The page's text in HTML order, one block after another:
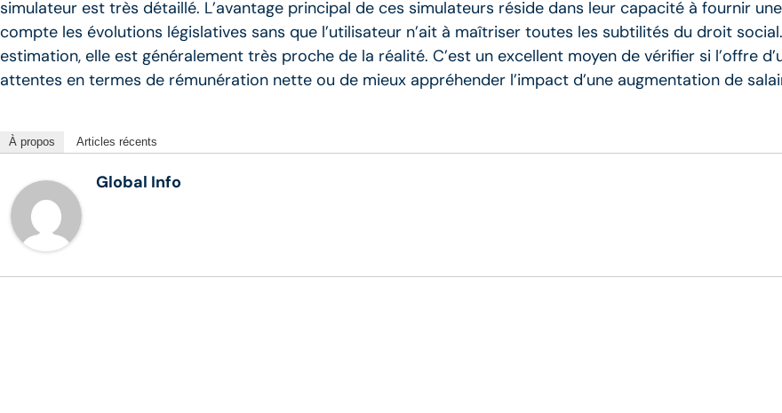
simulateur est très détaillé. L’avantage principal de ces simulateurs réside dans leur capacité à fournir
compte les évolutions législatives sans que l’utilisateur n’ait à maîtriser toutes les subtilités du droit
estimation, elle est généralement très proche de la réalité. C’est un excellent moyen de vérifier si l’offre
attentes en termes de rémunération nette ou de mieux appréhender l’impact d’une augmentation de
À propos Articles récents
Global Info